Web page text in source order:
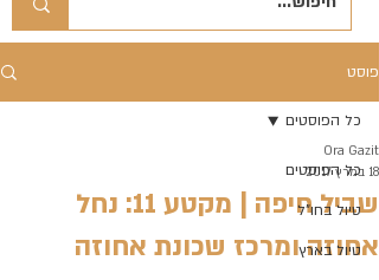
פוסט
כל הפוסטים
טיול בחו"ל
טיול בארץ
כל הפוסטים
שביל חיפה | מקטע 11: נחל
אחוזה ומרכז שכונת אחוזה
Ora Gazit
18 במרץ 2017